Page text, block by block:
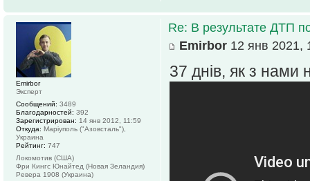
Re: В результате ДТП
Emirbor 12 янв 2021,
37 днів, як з нами
Emirbor
Эксперт
Сообщений: 3489
Благодарностей: 392
Зарегистрирован: 14 янв 2012, 11:59
Откуда: Маріуполь ("Азовсталь"),
Украина
Рейтинг: 747
Локомотив (США)
Фри Кингс Юнайтед (Новая Зеландия)
Ревера 1908 (Украина)